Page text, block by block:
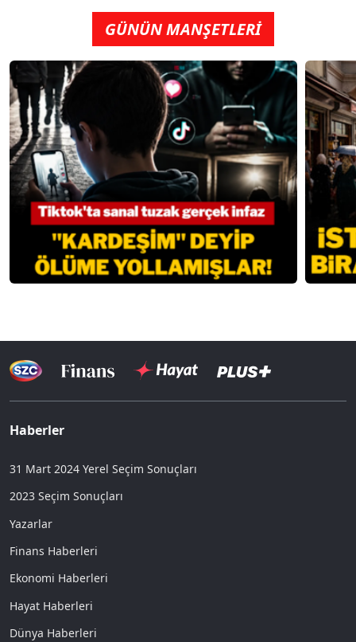
GÜNÜN MANŞETLERİ
Haberler
31 Mart 2024 Yerel Seçim Sonuçları
2023 Seçim Sonuçları
Yazarlar
Finans Haberleri
Ekonomi Haberleri
Hayat Haberleri
Dünya Haberleri